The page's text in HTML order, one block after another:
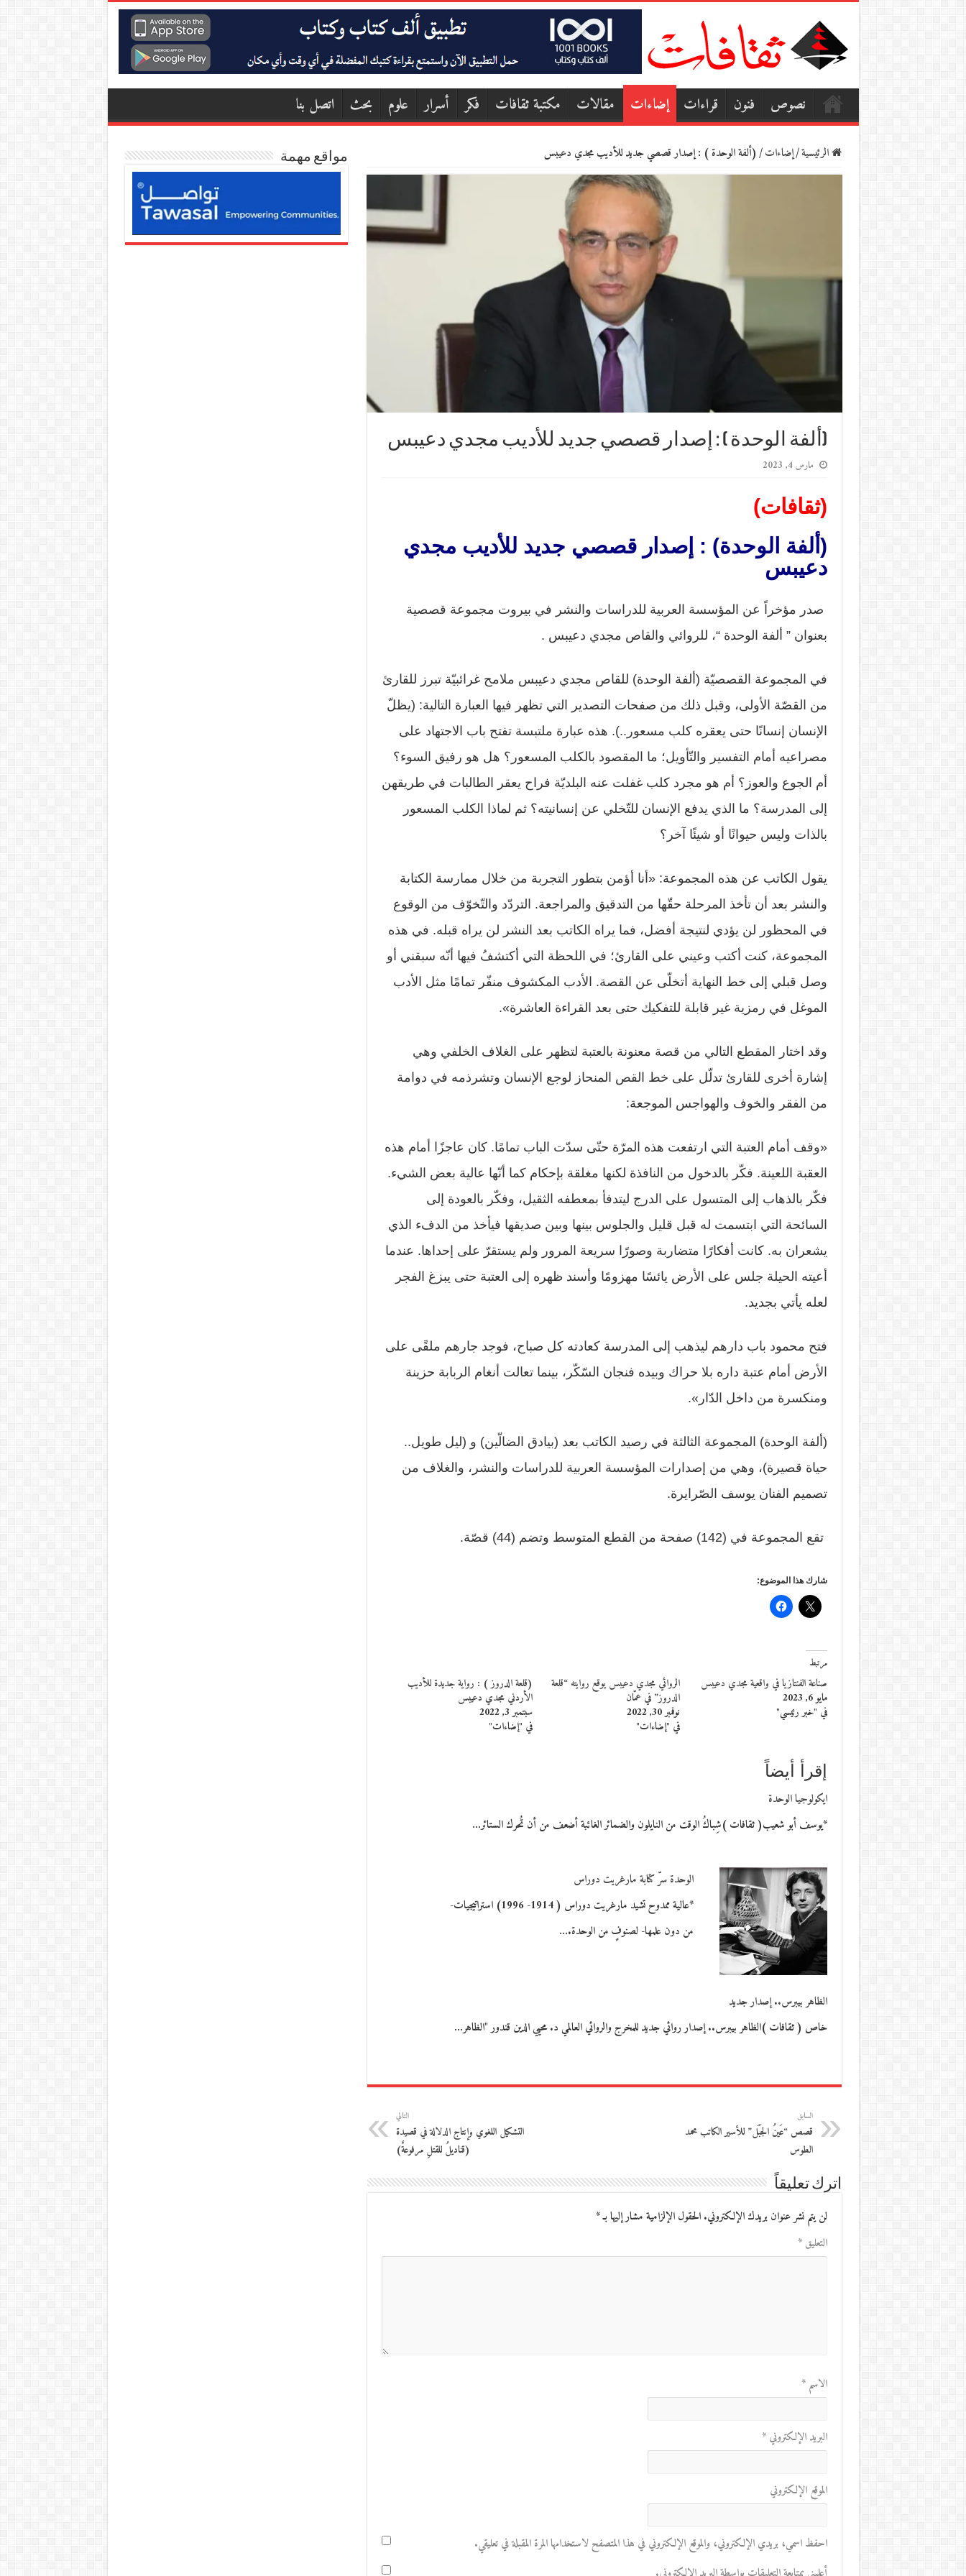
نصوص فنون قراءات إضاءات مقالات مكتبة ثقافات فكر أسرار علوم بحث اتصل بنا
الرئيسية/إضاءات/(ألفة الوحدة ) : إصدار قصصي جديد للأديب مجدي دعيبس
(ألفة الوحدة ) : إصدار قصصي جديد للأديب مجدي دعيبس
مارس 4, 2023
(ثقافات)
(ألفة الوحدة) : إصدار قصصي جديد للأديب مجدي
دعيبس
صدر مؤخراً عن المؤسسة العربية للدراسات والنشر في بيروت مجموعة قصصية
بعنوان ” ألفة الوحدة “، للروائي والقاص مجدي دعيبس .
في المجموعة القصصيّة (ألفة الوحدة) للقاص مجدي دعيبس ملامح غرائبيّة تبرز للقارئ
من القصّة الأولى، وقبل ذلك من صفحات التصدير التي تظهر فيها العبارة التالية: (يظلّ
الإنسان إنسانًا حتى يعقره كلب مسعور..). هذه عبارة ملتبسة تفتح باب الاجتهاد على
مصراعيه أمام التفسير والتّأويل؛ ما المقصود بالكلب المسعور؟ هل هو رفيق السوء؟
أم الجوع والعوز؟ أم هو مجرد كلب غفلت عنه البلديّة فراح يعقر الطالبات في طريقهن
إلى المدرسة؟ ما الذي يدفع الإنسان للتّخلي عن إنسانيته؟ ثم لماذا الكلب المسعور
بالذات وليس حيوانًا أو شيئًا آخر؟
يقول الكاتب عن هذه المجموعة: «أنا أؤمن بتطور التجربة من خلال ممارسة الكتابة
والنشر بعد أن تأخذ المرحلة حقّها من التدقيق والمراجعة. التردّد والتّخوّف من الوقوع
في المحظور لن يؤدي لنتيجة أفضل، فما يراه الكاتب بعد النشر لن يراه قبله. في هذه
المجموعة، كنت أكتب وعيني على القارئ؛ في اللحظة التي أكتشفُ فيها أنّه سبقني أو
وصل قبلي إلى خط النهاية أتخلّى عن القصة. الأدب المكشوف منفّر تمامًا مثل الأدب
الموغل في رمزية غير قابلة للتفكيك حتى بعد القراءة العاشرة».
وقد اختار المقطع التالي من قصة معنونة بالعتبة لتظهر على الغلاف الخلفي وهي
إشارة أخرى للقارئ تدلّل على خط القص المنحاز لوجع الإنسان وتشرذمه في دوامة
من الفقر والخوف والهواجس الموجعة:
«وقف أمام العتبة التي ارتفعت هذه المرّة حتّى سدّت الباب تمامًا. كان عاجزًا أمام هذه
العقبة اللعينة. فكّر بالدخول من النافذة لكنها مغلقة بإحكام كما أنّها عالية بعض الشيء.
فكّر بالذهاب إلى المتسول على الدرج ليتدفأ بمعطفه الثقيل، وفكّر بالعودة إلى
السائحة التي ابتسمت له قبل قليل والجلوس بينها وبين صديقها فيأخذ من الدفء الذي
يشعران به. كانت أفكارًا متضاربة وصورًا سريعة المرور ولم يستقرّ على إحداها. عندما
أعيته الحيلة جلس على الأرض يائسًا مهزومًا وأسند ظهره إلى العتبة حتى يبزغ الفجر
لعله يأتي بجديد.
فتح محمود باب دارهم ليذهب إلى المدرسة كعادته كل صباح، فوجد جارهم ملقًى على
الأرض أمام عتبة داره بلا حراك وبيده فنجان السّكّر، بينما تعالت أنغام الربابة حزينة
ومنكسرة من داخل الدّار».
(ألفة الوحدة) المجموعة الثالثة في رصيد الكاتب بعد (بيادق الضالّين) و (ليل طويل..
حياة قصيرة)، وهي من إصدارات المؤسسة العربية للدراسات والنشر، والغلاف من
تصميم الفنان يوسف الصّرايرة.
تقع المجموعة في (142) صفحة من القطع المتوسط وتضم (44) قصّة.
شارك هذا الموضوع:
مرتبط
صناعة الفنتازيا في واقعية مجدي دعيبس
مايو 6, 2023
في "خبر رئيسي"
الروائي مجدي دعيبس يوقع روايته “قلعة
الدروز” في عمّان
نوفمبر 30, 2022
في "إضاءات"
(قلعة الدروز ) : رواية جديدة للأديب
الأردني مجدي دعيبس
سبتمبر 3, 2022
في "إضاءات"
إقرأ أيضاً
ايكولوجيا الوحدة
*يوسف أبو شعيب( ثقافات )شِباكُ الوقت من النايلون والضمائر الغائبة أضعف من أن تُحرك الستائر…
الوحدة سرّ كتابة مارغريت دوراس
*عالية ممدوح تشيد مارغريت دوراس ( 1914- 1996) استراتيجيات-
من دون علمها- لصنوفٍ من الوحدة.…
الظاهر بيبرس.. إصدار جديد
خاص ( ثقافات )الظاهر بيبرس.. إصدار روائي جديد للمخرج والروائي العالمي د. محيي الدين قندور "الظاهر…
السابق
قصص “عَينُ الجَبَل” للأسير الكاتب محمد
الطوس
التالي
التشكيل اللغوي وإنتاج الدلالة في قصيدة
(قناديلُ للقتلِ مرفوعةٌ)
اترك تعليقاً
لن يتم نشر عنوان بريدك الإلكتروني. الحقول الإلزامية مشار إليها بـ*
التعليق*
الاسم*
البريد الإلكتروني*
الموقع الإلكتروني
احفظ اسمي، بريدي الإلكتروني، والموقع الإلكتروني في هذا المتصفح لاستخدامها المرة المقبلة في تعليقي.
مواقع مهمة